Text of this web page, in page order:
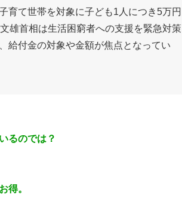
育て世帯を対象に子ども1人につき5万円
雄首相は生活困窮者への支援を緊急対策
給付金の対象や金額が焦点となってい
るのでは？
得。